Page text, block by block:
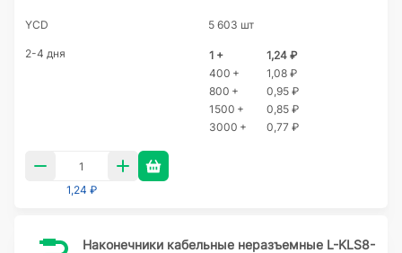
YCD 5 603 шт
2-4 дня 1 +
1,24 ₽
400 +
1,08 ₽
800 +
0,95 ₽
1500 +
0,85 ₽
3000 +
0,77 ₽
1,24 ₽
Наконечники кабельные неразъемные L-KLS8-